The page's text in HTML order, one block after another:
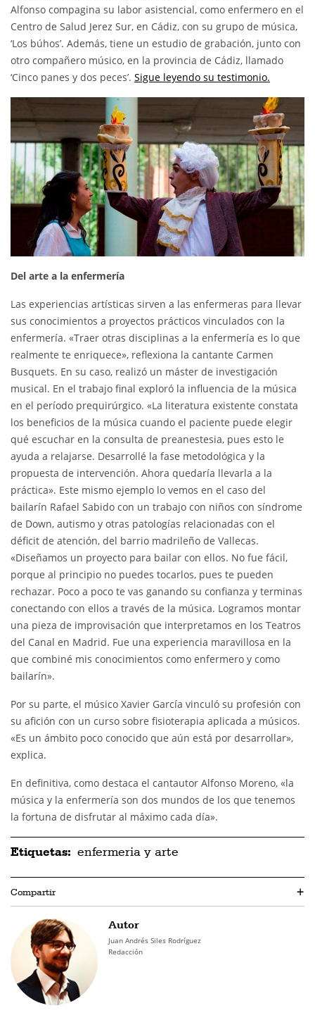
Alfonso compagina su labor asistencial, como enfermero en el
Centro de Salud Jerez Sur, en Cádiz, con su grupo de música,
‘Los búhos’. Además, tiene un estudio de grabación, junto con
otro compañero músico, en la provincia de Cádiz, llamado
‘Cinco panes y dos peces’. Sigue leyendo su testimonio.
Del arte a la enfermería
Las experiencias artísticas sirven a las enfermeras para llevar
sus conocimientos a proyectos prácticos vinculados con la
enfermería. «Traer otras disciplinas a la enfermería es lo que
realmente te enriquece», reflexiona la cantante Carmen
Busquets. En su caso, realizó un máster de investigación
musical. En el trabajo final exploró la influencia de la música
en el período prequirúrgico. «La literatura existente constata
los beneficios de la música cuando el paciente puede elegir
qué escuchar en la consulta de preanestesia, pues esto le
ayuda a relajarse. Desarrollé la fase metodológica y la
propuesta de intervención. Ahora quedaría llevarla a la
práctica». Este mismo ejemplo lo vemos en el caso del
bailarín Rafael Sabido con un trabajo con niños con síndrome
de Down, autismo y otras patologías relacionadas con el
déficit de atención, del barrio madrileño de Vallecas.
«Diseñamos un proyecto para bailar con ellos. No fue fácil,
porque al principio no puedes tocarlos, pues te pueden
rechazar. Poco a poco te vas ganando su confianza y terminas
conectando con ellos a través de la música. Logramos montar
una pieza de improvisación que interpretamos en los Teatros
del Canal en Madrid. Fue una experiencia maravillosa en la
que combiné mis conocimientos como enfermero y como
bailarín».
Por su parte, el músico Xavier García vinculó su profesión con
su afición con un curso sobre fisioterapia aplicada a músicos.
«Es un ámbito poco conocido que aún está por desarrollar»,
explica.
En definitiva, como destaca el cantautor Alfonso Moreno, «la
música y la enfermería son dos mundos de los que tenemos
la fortuna de disfrutar al máximo cada día».
Etiquetas: enfermeria y arte
Compartir +
Autor
Juan Andrés Siles Rodríguez
Redacción